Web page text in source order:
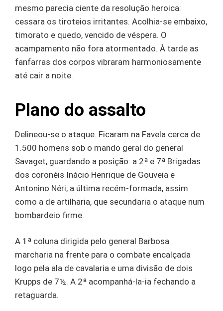
mesmo parecia ciente da resolução heroica:
cessara os tiroteios irritantes. Acolhia-se embaixo,
timorato e quedo, vencido de véspera. O
acampamento não fora atormentado. À tarde as
fanfarras dos corpos vibraram harmoniosamente
até cair a noite.
Plano do assalto
Delineou-se o ataque. Ficaram na Favela cerca de
1.500 homens sob o mando geral do general
Savaget, guardando a posição: a 2ª e 7ª Brigadas
dos coronéis Inácio Henrique de Gouveia e
Antonino Néri, a última recém-formada, assim
como a de artilharia, que secundaria o ataque num
bombardeio firme.
A 1ª coluna dirigida pelo general Barbosa
marcharia na frente para o combate encalçada
logo pela ala de cavalaria e uma divisão de dois
Krupps de 7½. A 2ª acompanhá-la-ia fechando a
retaguarda.